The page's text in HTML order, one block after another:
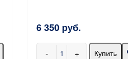
6 350 руб.
- +
Купить